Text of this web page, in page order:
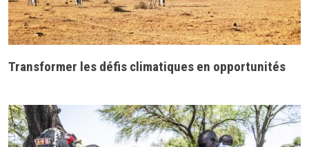
Transformer les défis climatiques en opportunités